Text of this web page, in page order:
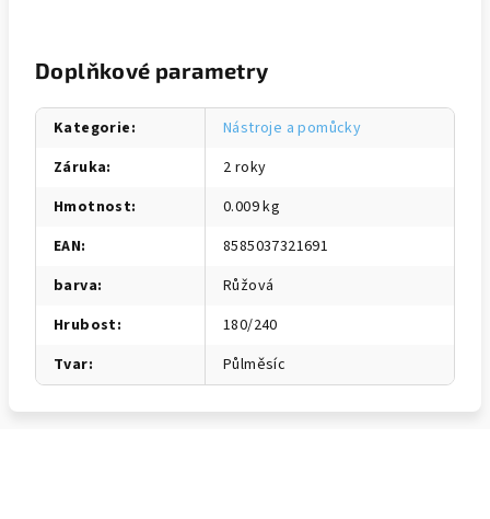
Doplňkové parametry
Kategorie:
Nástroje a pomůcky
Záruka:
2 roky
Hmotnost:
0.009 kg
EAN:
8585037321691
barva:
Růžová
Hrubost:
180/240
Tvar: Půlměsíc